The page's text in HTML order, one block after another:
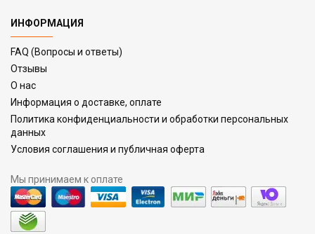
ИНФОРМАЦИЯ
FAQ (Вопросы и ответы)
Отзывы
О нас
Информация о доставке, оплате
Политика конфиденциальности и обработки персональных
данных
Условия соглашения и публичная оферта
Мы принимаем к оплате